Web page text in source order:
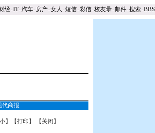
经-IT-汽车-房产-女人 -短信-彩信-校友录-邮件-搜索-BBS
商报
小】【打印 】 【 关闭 】